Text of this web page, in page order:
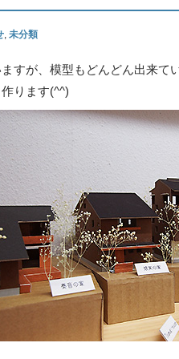
, 未分類
すが、模型もどんどん出来て
ります(^^)